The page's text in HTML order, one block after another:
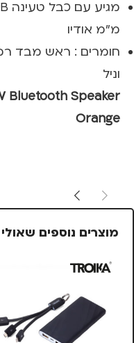
מ"מ אודיו
חומרים : ראש מבד
וניל
Bluetooth Speaker
Orange
מוצרים נוספים שאולי